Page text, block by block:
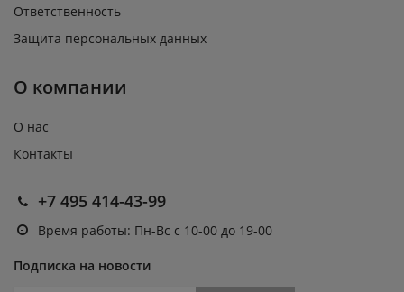
Ответственность
Защита персональных данных
О компании
О нас
Контакты
+7 495 414-43-99
Время работы: Пн-Вс с 10-00 до 19-00
Подписка на новости